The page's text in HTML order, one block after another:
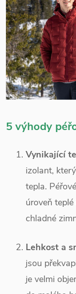
5 výhody
Vynikající
izolant,
tepla.
úroveň
chladné
Lehkost a
jsou
je velmi